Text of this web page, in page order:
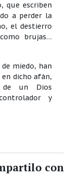
que escriben
a perder la
el destierro
brujas…
miedo, han
dicho afán,
de un Dios
y
con